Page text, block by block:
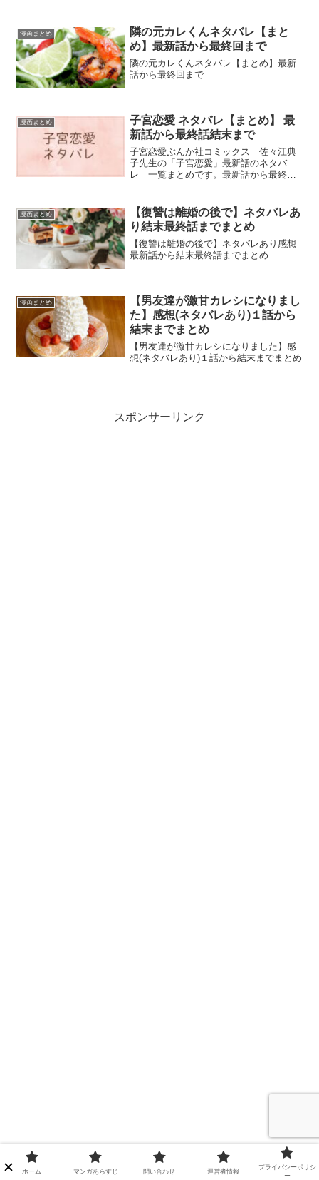
漫画まとめ
隣の元カレくんネタバレ【まと
め】最新話から最終回まで
隣の元カレくんネタバレ【まとめ】最新
話から最終回まで
漫画まとめ
子宮恋愛 ネタバレ【まとめ】 最
新話から最終話結末まで
子宮恋愛ぶんか社コミックス 佐々江典
子先生の「子宮恋愛」最新話のネタバ
レ 一覧まとめです。最新話から最終話
漫画まとめ
【復讐は離婚の後で】ネタバレあ
り結末最終話までまとめ
【復讐は離婚の後で】ネタバレあり感想
最新話から結末最終話までまとめ
漫画まとめ
【男友達が激甘カレシになりまし
た】感想(ネタバレあり)１話から
結末までまとめ
【男友達が激甘カレシになりました】感
想(ネタバレあり)１話から結末までまとめ
スポンサーリンク
ホーム マンガあらすじ 問い合わせ 運営者情報
プライバシーポリシ
ー